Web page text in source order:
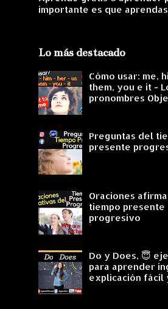
importante es que
Lo más destacado
Cómo usar: me,
them, you e it -
pronombres
Preguntas del
presente
Oraciones
tiempo presente
progresivo
Do y Does, 😇
para aprender
explicación fácil